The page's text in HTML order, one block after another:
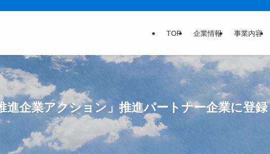
TOP 企業情報 事業内容
企業アクション」推進パートナー企業に登録